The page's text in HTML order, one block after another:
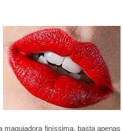
finíssima, basta apenas